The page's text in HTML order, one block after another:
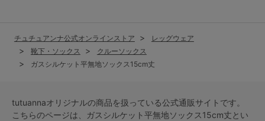
チュチュアンナ公式オンラインストア
レッグウェア
靴下・ソックス
クルーソックス
ガスシルケット平無地ソックス15cm丈
tutuannaオリジナルの商品を扱っている公式通販サイトです。
こちらのページは、ガスシルケット平無地ソックス15cm丈とい